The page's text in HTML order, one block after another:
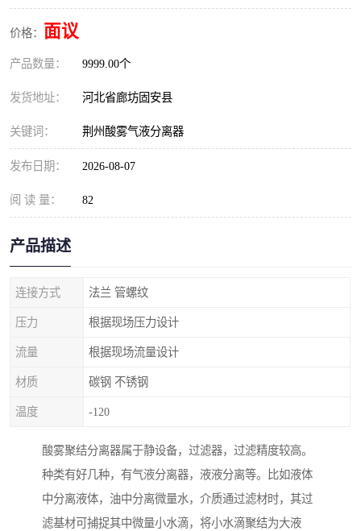
价格： 面议
产品数量： 9999.00个
发货地址： 河北省廊坊固安县
关键词： 荆州酸雾气液分离器
发布日期： 2026-08-07
阅 读 量： 82
产品描述
连接方式 法兰 管螺纹
压力 根据现场压力设计
流量 根据现场流量设计
材质 碳钢 不锈钢
温度 -120
酸雾聚结分离器属于静设备，过滤器，过滤精度较高。
种类有好几种，有气液分离器，液液分离等。比如液体
中分离液体，油中分离微量水，介质通过滤材时，其过
滤基材可捕捉其中微量小水滴，将小水滴聚结为大液